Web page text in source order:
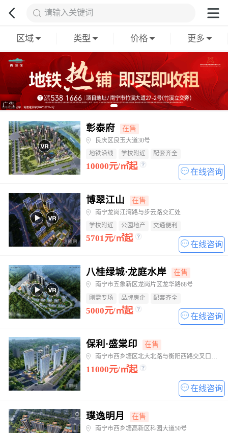
请输入关键词
宁
新
房
楼
盘
表
广告
区域 类型 价格 更多
彰泰府 在售
良庆区良玉大道30号
地铁沿线 学校附近 配套齐全
10000元/㎡起
在线咨询
博翠江山 在售
南宁龙岗江湾路与步云路交汇处
学校附近 公园地产 交通便利
5701元/㎡起
在线咨询
八桂绿城·龙庭水岸 在售
南宁市五象新区龙岗片区龙华路68号
刚需专场 品牌房企 配套齐全
5000元/㎡起
在线咨询
保利·盛棠印 在售
南宁市西乡塘区北大北路与衡阳西路交叉口东南40米
11000元/㎡起
在线咨询
璞逸明月 在售
南宁市西乡塘高新区科园大道50号